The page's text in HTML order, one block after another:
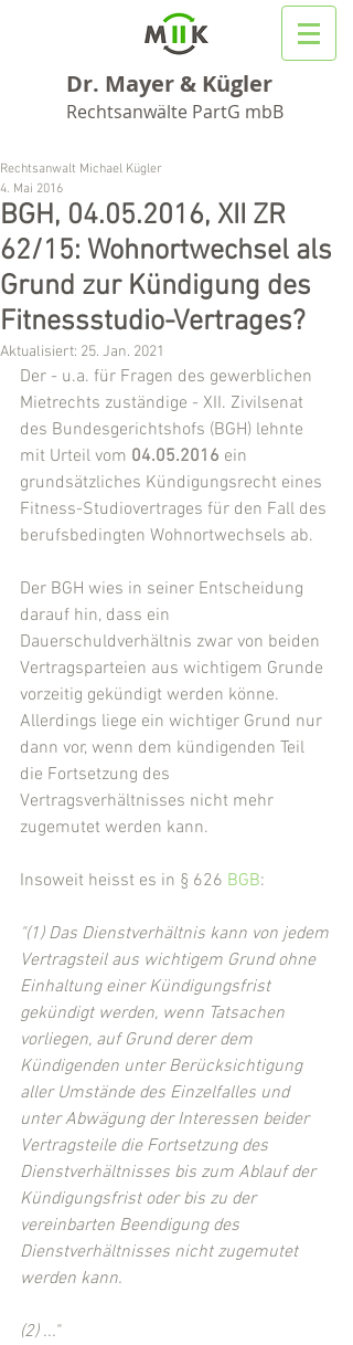
Dr. Mayer & Kügler
Rechtsanwälte PartG mbB
BGH, 04.05.2016, XII ZR
62/15: Wohnortwechsel als
Grund zur Kündigung des
Fitnessstudio-Vertrages?
Rechtsanwalt Michael Kügler
4. Mai 2016
Aktualisiert: 25. Jan. 2021
Der - u.a. für Fragen des gewerblichen
Mietrechts zuständige - XII. Zivilsenat
des Bundesgerichtshofs (BGH) lehnte
mit Urteil vom 04.05.2016 ein
grundsätzliches Kündigungsrecht eines
Fitness-Studiovertrages für den Fall des
berufsbedingten Wohnortwechsels ab.
Der BGH wies in seiner Entscheidung
darauf hin, dass ein
Dauerschuldverhältnis zwar von beiden
Vertragsparteien aus wichtigem Grunde
vorzeitig gekündigt werden könne.
Allerdings liege ein wichtiger Grund nur
dann vor, wenn dem kündigenden Teil
die Fortsetzung des
Vertragsverhältnisses nicht mehr
zugemutet werden kann.
Insoweit heisst es in § 626 BGB:
"(1) Das Dienstverhältnis kann von jedem
Vertragsteil aus wichtigem Grund ohne
Einhaltung einer Kündigungsfrist
gekündigt werden, wenn Tatsachen
vorliegen, auf Grund derer dem
Kündigenden unter Berücksichtigung
aller Umstände des Einzelfalles und
unter Abwägung der Interessen beider
Vertragsteile die Fortsetzung des
Dienstverhältnisses bis zum Ablauf der
Kündigungsfrist oder bis zu der
vereinbarten Beendigung des
Dienstverhältnisses nicht zugemutet
werden kann.
(2) ..."